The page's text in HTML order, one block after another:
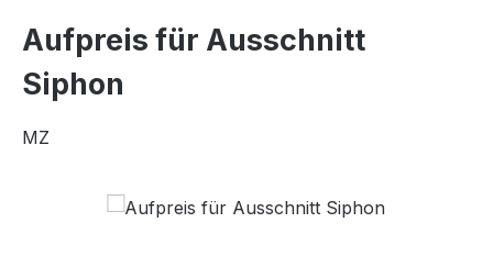
Aufpreis für Ausschnitt
Siphon
MZ